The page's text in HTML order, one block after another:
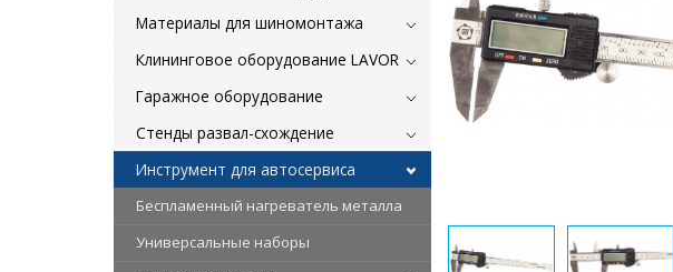
Материалы для шиномонтажа
Клининговое оборудование LAVOR
Гаражное оборудование
Стенды развал-схождение
Инструмент для автосервиса
Беспламенный нагреватель металла
Универсальные наборы